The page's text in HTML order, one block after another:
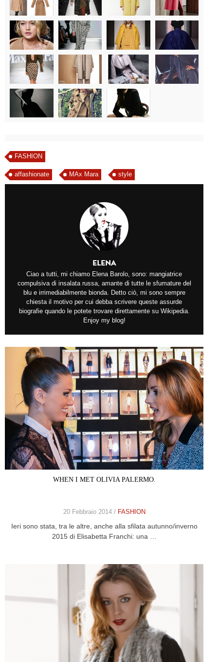
FASHION
affashionate MAx Mara style
ELENA
Ciao a tutti, mi chiamo Elena Barolo, sono: mangiatrice
compulsiva di insalata russa, amante di tutte le sfumature del
blu e irrimediabilmente bionda. Detto ciò, mi sono sempre
chiesta il motivo per cui debba scrivere queste assurde
biografie quando le potete trovare direttamente su Wikipedia.
Enjoy my blog!
WHEN I MET OLIVIA PALERMO.
20 Febbraio 2014 / FASHION
Ieri sono stata, tra le altre, anche alla sfilata autunno/inverno
2015 di Elisabetta Franchi: una …